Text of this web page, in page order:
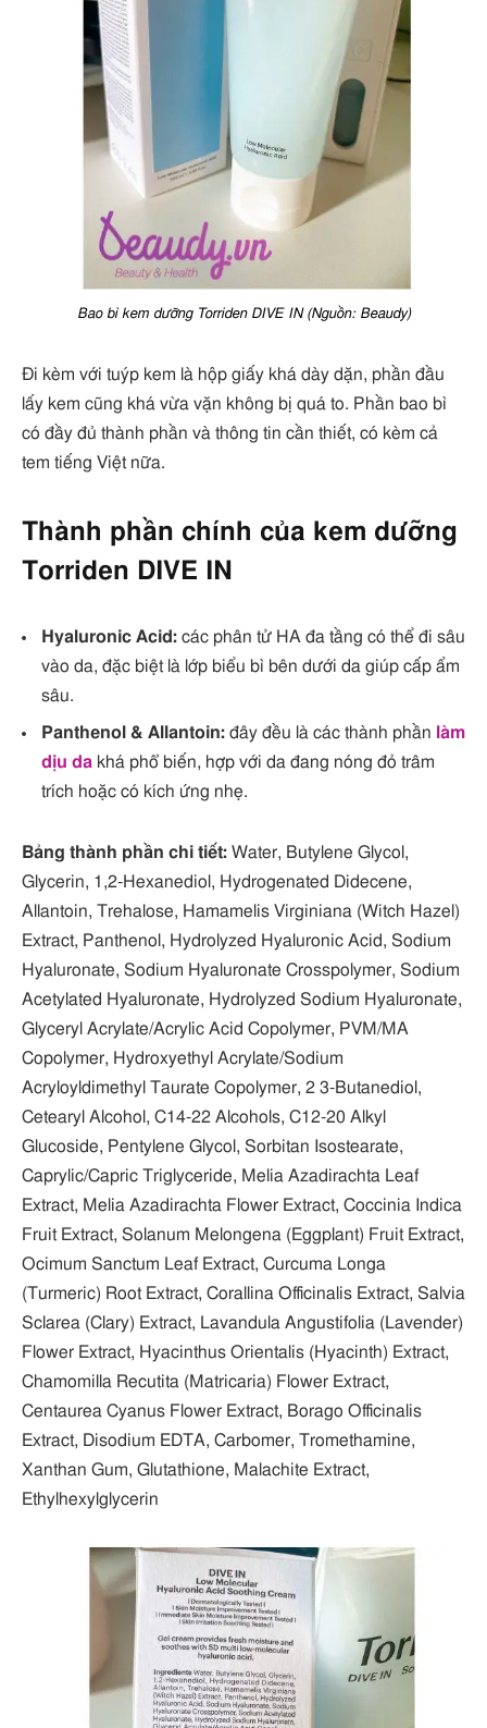
Bao bì kem dưỡng Torriden DIVE IN (Nguồn: Beaudy)
Đi kèm với tuýp kem là hộp giấy khá dày dặn, phần đầu
lấy kem cũng khá vừa vặn không bị quá to. Phần bao bì
có đầy đủ thành phần và thông tin cần thiết, có kèm cả
tem tiếng Việt nữa.
Thành phần chính của kem dưỡng
Torriden DIVE IN
Hyaluronic Acid: các phân tử HA đa tầng có thể đi sâu
vào da, đặc biệt là lớp biểu bì bên dưới da giúp cấp ẩm
sâu.
Panthenol & Allantoin: đây đều là các thành phần làm
dịu da khá phổ biến, hợp với da đang nóng đỏ trâm
trích hoặc có kích ứng nhẹ.
Bảng thành phần chi tiết: Water, Butylene Glycol,
Glycerin, 1,2-Hexanediol, Hydrogenated Didecene,
Allantoin, Trehalose, Hamamelis Virginiana (Witch Hazel)
Extract, Panthenol, Hydrolyzed Hyaluronic Acid, Sodium
Hyaluronate, Sodium Hyaluronate Crosspolymer, Sodium
Acetylated Hyaluronate, Hydrolyzed Sodium Hyaluronate,
Glyceryl Acrylate/Acrylic Acid Copolymer, PVM/MA
Copolymer, Hydroxyethyl Acrylate/Sodium
Acryloyldimethyl Taurate Copolymer, 2 3-Butanediol,
Cetearyl Alcohol, C14-22 Alcohols, C12-20 Alkyl
Glucoside, Pentylene Glycol, Sorbitan Isostearate,
Caprylic/Capric Triglyceride, Melia Azadirachta Leaf
Extract, Melia Azadirachta Flower Extract, Coccinia Indica
Fruit Extract, Solanum Melongena (Eggplant) Fruit Extract,
Ocimum Sanctum Leaf Extract, Curcuma Longa
(Turmeric) Root Extract, Corallina Officinalis Extract, Salvia
Sclarea (Clary) Extract, Lavandula Angustifolia (Lavender)
Flower Extract, Hyacinthus Orientalis (Hyacinth) Extract,
Chamomilla Recutita (Matricaria) Flower Extract,
Centaurea Cyanus Flower Extract, Borago Officinalis
Extract, Disodium EDTA, Carbomer, Tromethamine,
Xanthan Gum, Glutathione, Malachite Extract,
Ethylhexylglycerin